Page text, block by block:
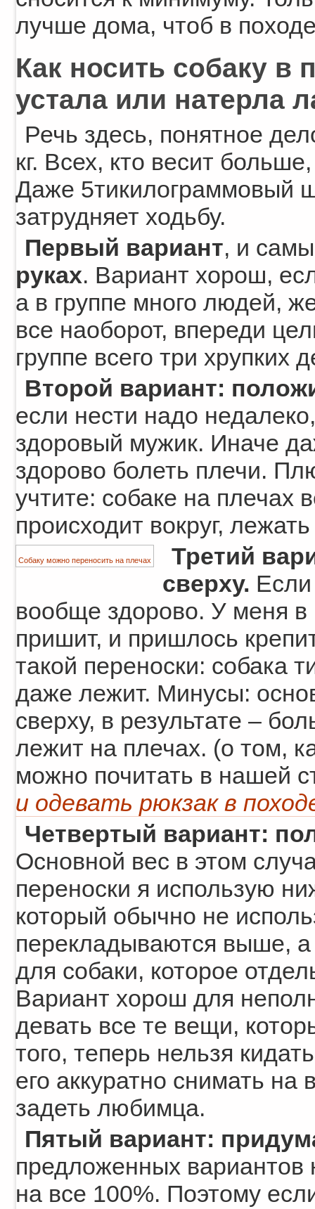
лучше дома, чтоб в
Как носить собаку в
устала или натерла
Речь здесь, понятное
кг. Всех, кто весит
Даже 5тикилограммовый
затрудняет ходьбу.
Первый вариант, и
руках. Вариант хорош,
а в группе много людей,
все наоборот, впереди
группе всего три хрупких
Второй вариант:
если нести надо
здоровый мужик. Иначе
здорово болеть плечи.
учтите: собаке на плечах
происходит вокруг,
Собаку можно переносить на плечах
Третий
сверху.
вообще здорово. У меня в
пришит, и пришлось
такой переноски: собака
даже лежит. Минусы:
сверху, в результате –
лежит на плечах. (о том,
можно почитать в нашей
и одевать рюкзак в
Четвертый вариант:
Основной вес в этом
переноски я использую
который обычно не
перекладываются выше, а
для собаки, которое
Вариант хорош для
девать все те вещи,
того, теперь нельзя
его аккуратно снимать
задеть любимца.
Пятый вариант:
предложенных вариантов
на все 100%. Поэтому